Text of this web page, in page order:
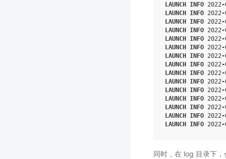
LAUNCH INFO 2022-
LAUNCH INFO 2022-
LAUNCH INFO 2022-
LAUNCH INFO 2022-
LAUNCH INFO 2022-
LAUNCH INFO 2022-
LAUNCH INFO 2022-
LAUNCH INFO 2022-
LAUNCH INFO 2022-
LAUNCH INFO 2022-
LAUNCH INFO 2022-
LAUNCH INFO 2022-
LAUNCH INFO 2022-
LAUNCH INFO 2022-
LAUNCH INFO 2022-
同时，在 log 目录下